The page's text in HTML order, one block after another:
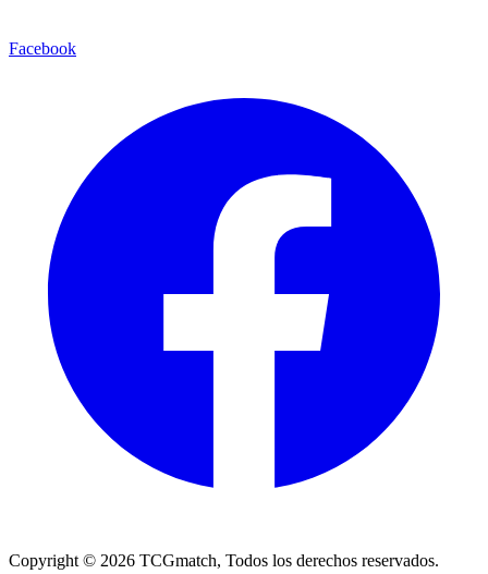
Facebook
Copyright © 2026 TCGmatch, Todos los derechos reservados.